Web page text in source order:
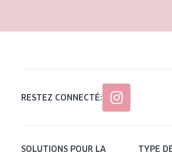
Âge : 55+
RESTEZ CONNECTÉ:
SOLUTIONS POUR LA
TYPE